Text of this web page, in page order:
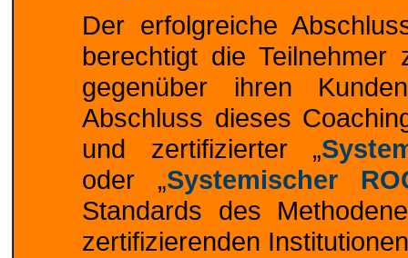
Der erfolgreiche
berechtigt die Teilnehmer
gegenüber ihren
Abschluss dieses
und zertifizierter „
oder „Systemischer
Standards des
zertifizierenden